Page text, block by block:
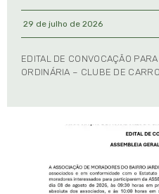
29 de julho de 2026
EDITAL DE CONVOCAÇÃO
ORDINÁRIA – CLUBE DE